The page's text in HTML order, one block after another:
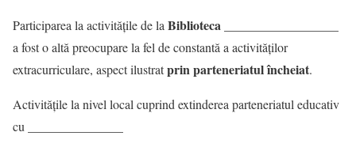
Participarea la activitățile de laBiblioteca __________________
a fost o altă preocupare la fel de constantă a activităților
extracurriculare, aspect ilustratprin parteneriatul încheiat.
Activitățile la nivel local cuprind extinderea parteneriatul educativ
cu